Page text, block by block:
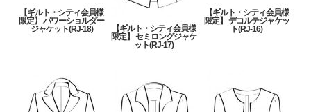
【ギルト・シティ会員様
限定】 パワーショルダー
ジャケット(RJ-18)
【ギルト・シティ会員様
限定】 セミロングジャケ
ット(RJ-17)
【ギルト・シティ会員様
限定】 デコルテジャケッ
ト(RJ-16)